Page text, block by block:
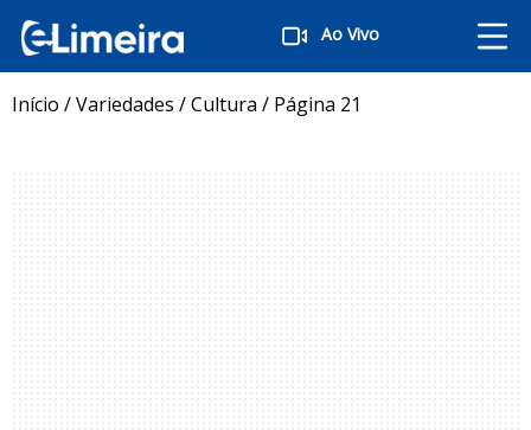
Ao Vivo
Início /Variedades /Cultura / Página 21